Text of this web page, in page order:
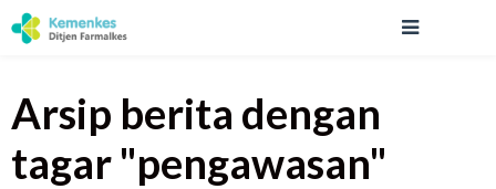
Arsip berita dengan
tagar "pengawasan"